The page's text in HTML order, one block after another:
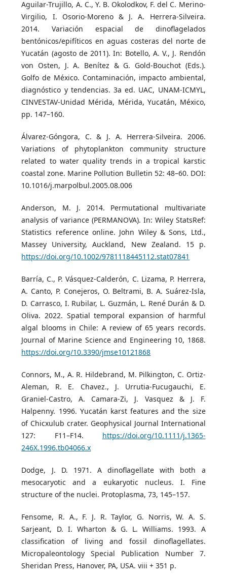
Aguilar-Trujillo, A. C., Y. B. Okolodkov, F. del C. Merino-
Virgilio, I. Osorio-Moreno & J. A. Herrera-Silveira.
2014. Variación espacial de dinoflagelados
bentónicos/epifíticos en aguas costeras del norte de
Yucatán (agosto de 2011). In: Botello, A. V., J. Rendón
von Osten, J. A. Benítez & G. Gold-Bouchot (Eds.).
Golfo de México. Contaminación, impacto ambiental,
diagnóstico y tendencias. 3a ed. UAC, UNAM-ICMYL,
CINVESTAV-Unidad Mérida, Mérida, Yucatán, México,
pp. 147–160.
Álvarez-Góngora, C. & J. A. Herrera-Silveira. 2006.
Variations of phytoplankton community structure
related to water quality trends in a tropical karstic
coastal zone. Marine Pollution Bulletin 52: 48–60. DOI:
10.1016/j.marpolbul.2005.08.006
Anderson, M. J. 2014. Permutational multivariate
analysis of variance (PERMANOVA). In: Wiley StatsRef:
Statistics reference online. John Wiley & Sons, Ltd.,
Massey University, Auckland, New Zealand. 15 p.
https://doi.org/10.1002/9781118445112.stat07841
Barría, C., P. Vásquez-Calderón, C. Lizama, P. Herrera,
A. Canto, P. Conejeros, O. Beltrami, B. A. Suárez-Isla,
D. Carrasco, I. Rubilar, L. Guzmán, L. René Durán & D.
Oliva. 2022. Spatial temporal expansion of harmful
algal blooms in Chile: A review of 65 years records.
Journal of Marine Science and Engineering 10, 1868.
https://doi.org/10.3390/jmse10121868
Connors, M., A. R. Hildebrand, M. Pilkington, C. Ortiz-
Aleman, R. E. Chavez., J. Urrutia-Fucugauchi, E.
Graniel-Castro, A. Camara-Zi, J. Vasquez & J. F.
Halpenny. 1996. Yucatán karst features and the size
of Chicxulub crater. Geophysical Journal International
127: F11–F14. https://doi.org/10.1111/j.1365-
246X.1996.tb04066.x
Dodge, J. D. 1971. A dinoflagellate with both a
mesocaryotic and a eukaryotic nucleus. I. Fine
structure of the nuclei. Protoplasma, 73, 145–157.
Fensome, R. A., F. J. R. Taylor, G. Norris, W. A. S.
Sarjeant, D. I. Wharton & G. L. Williams. 1993. A
classification of living and fossil dinoflagellates.
Micropaleontology Special Publication Number 7.
Sheridan Press, Hanover, PA, USA. viii + 351 p.